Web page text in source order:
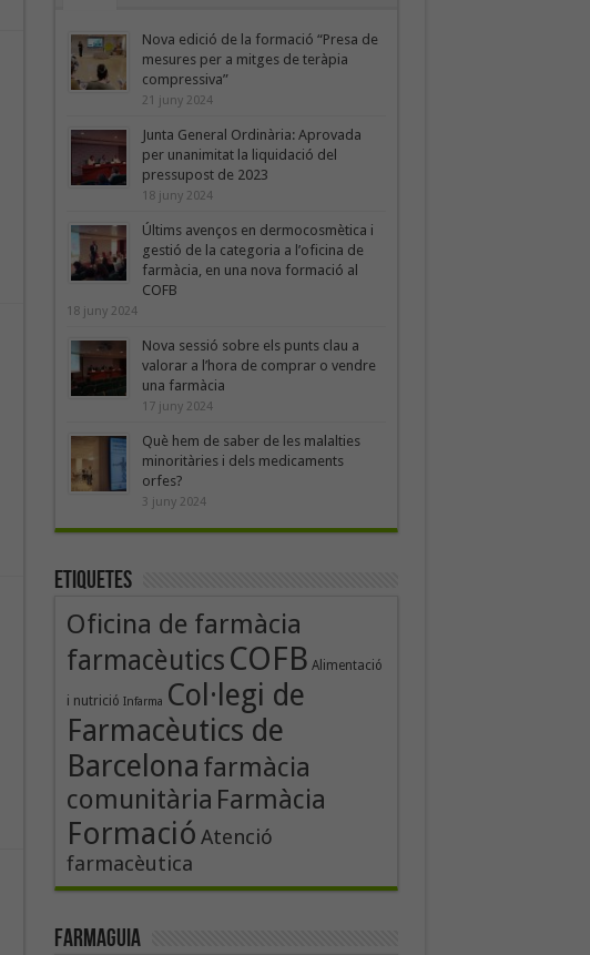
Nova edició de la formació “Presa de
mesures per a mitges de teràpia
compressiva”
21 juny 2024
Junta General Ordinària: Aprovada
per unanimitat la liquidació del
pressupost de 2023
18 juny 2024
Últims avenços en dermocosmètica i
gestió de la categoria a l’oficina de
farmàcia, en una nova formació al
COFB
18 juny 2024
Nova sessió sobre els punts clau a
valorar a l’hora de comprar o vendre
una farmàcia
17 juny 2024
Què hem de saber de les malalties
minoritàries i dels medicaments
orfes?
3 juny 2024
Etiquetes
Oficina de farmàcia
farmacèutics COFB Alimentació
i nutrició Infarma Col·legi de
Farmacèutics de
Barcelona farmàcia
comunitària Farmàcia
Formació Atenció
farmacèutica
Farmaguia